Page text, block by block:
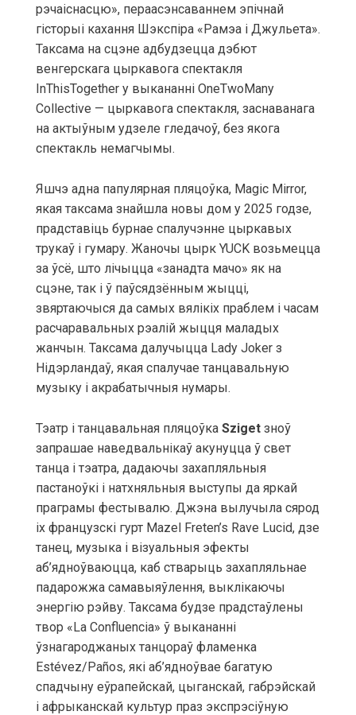
рэчаіснасцю», пераасэнсаваннем эпічнай
гісторыі кахання Шэкспіра «Рамэа і Джульета».
Таксама на сцэне адбудзецца дэбют
венгерскага цыркавога спектакля
InThisTogether у выкананні OneTwoMany
Collective — цыркавога спектакля, заснаванага
на актыўным удзеле гледачоў, без якога
спектакль немагчымы.
Яшчэ адна папулярная пляцоўка, Magic Mirror,
якая таксама знайшла новы дом у 2025 годзе,
прадставіць бурнае спалучэнне цыркавых
трукаў і гумару. Жаночы цырк YUCK возьмецца
за ўсё, што лічыцца «занадта мачо» як на
сцэне, так і ў паўсядзённым жыцці,
звяртаючыся да самых вялікіх праблем і часам
расчаравальных рэалій жыцця маладых
жанчын. Таксама далучыцца Lady Joker з
Нідэрландаў, якая спалучае танцавальную
музыку і акрабатычныя нумары.
Тэатр і танцавальная пляцоўка Sziget зноў
запрашае наведвальнікаў акунуцца ў свет
танца і тэатра, дадаючы захапляльныя
пастаноўкі і натхняльныя выступы да яркай
праграмы фестывалю. Джэна вылучыла сярод
іх французскі гурт Mazel Freten’s Rave Lucid, дзе
танец, музыка і візуальныя эфекты
аб’ядноўваюцца, каб стварыць захапляльнае
падарожжа самавыяўлення, выклікаючы
энергію рэйву. Таксама будзе прадстаўлены
твор «La Confluencia» ў выкананні
ўзнагароджаных танцораў фламенка
Estévez/Paños, які аб’ядноўвае багатую
спадчыну еўрапейскай, цыганскай, габрэйскай
і афрыканскай культур праз экспрэсіўную